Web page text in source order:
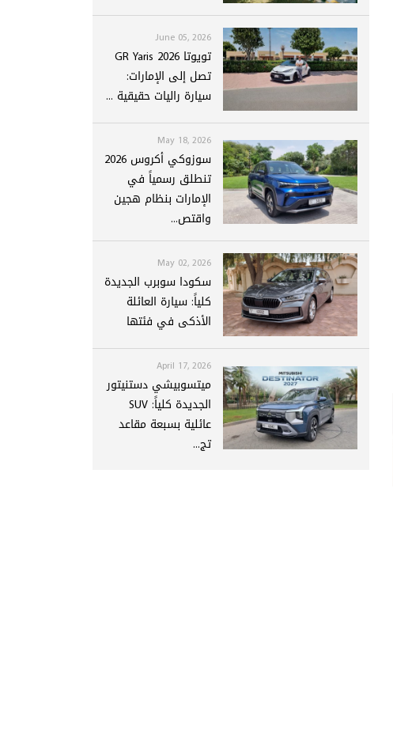
June 05, 2026
تويوتا GR Yaris 2026
تصل إلى الإمارات:
سيارة راليات حقيقية ...
May 18, 2026
سوزوكي أكروس 2026
تنطلق رسمياً في
الإمارات بنظام هجين
واقتص...
May 02, 2026
سكودا سوبرب الجديدة
كلياً: سيارة العائلة
الأذكى في فئتها
April 17, 2026
ميتسوبيشي دستنيتور
الجديدة كلياً: SUV
عائلية بسبعة مقاعد
تج...